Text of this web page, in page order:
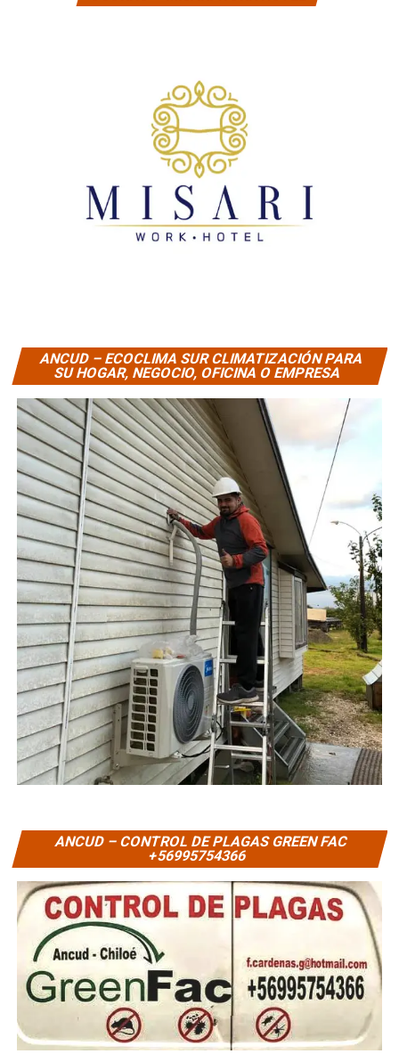
ANCUD – ECOCLIMA SUR CLIMATIZACIÓN PARA
SU HOGAR, NEGOCIO, OFICINA O EMPRESA
ANCUD – CONTROL DE PLAGAS GREEN FAC
+56995754366